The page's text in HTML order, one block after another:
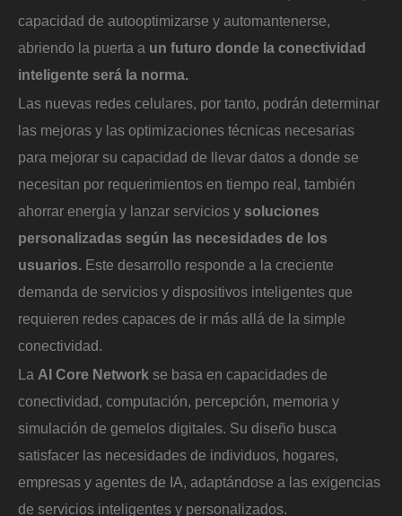
capacidad de autooptimizarse y automantenerse,
abriendo la puerta a un futuro donde la conectividad
inteligente será la norma.
Las nuevas redes celulares, por tanto, podrán determinar
las mejoras y las optimizaciones técnicas necesarias
para mejorar su capacidad de llevar datos a donde se
necesitan por requerimientos en tiempo real, también
ahorrar energía y lanzar servicios y soluciones
personalizadas según las necesidades de los
usuarios. Este desarrollo responde a la creciente
demanda de servicios y dispositivos inteligentes que
requieren redes capaces de ir más allá de la simple
conectividad.
La AI Core Network se basa en capacidades de
conectividad, computación, percepción, memoria y
simulación de gemelos digitales. Su diseño busca
satisfacer las necesidades de individuos, hogares,
empresas y agentes de IA, adaptándose a las exigencias
de servicios inteligentes y personalizados.